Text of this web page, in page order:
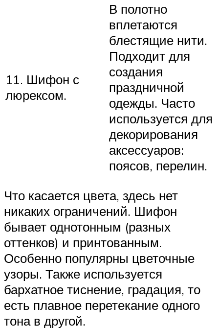
11. Шифон с
люрексом.
В полотно
вплетаются
блестящие нити.
Подходит для
создания
праздничной
одежды. Часто
используется для
декорирования
аксессуаров:
поясов, перелин.
Что касается цвета, здесь нет
никаких ограничений. Шифон
бывает однотонным (разных
оттенков) и принтованным.
Особенно популярны цветочные
узоры. Также используется
бархатное тиснение, градация, то
есть плавное перетекание одного
тона в другой.